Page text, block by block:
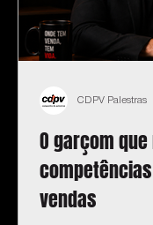
O garçom
vendas
CDPV Palestras